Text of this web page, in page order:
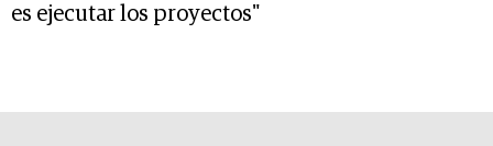
es ejecutar los proyectos"